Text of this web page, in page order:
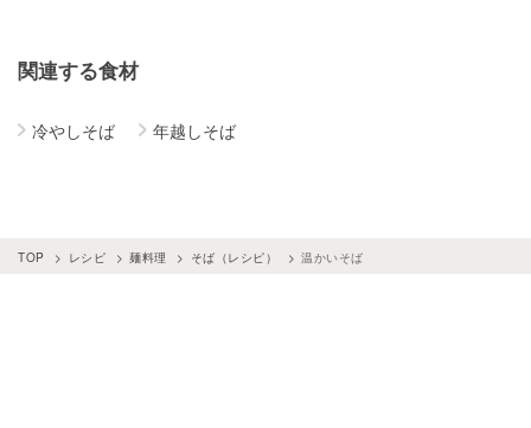
関連する食材
冷やしそば 年越しそば
TOP レシピ 麺料理 そば（レシピ） 温かいそば